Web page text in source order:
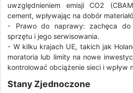
uwzględnieniem emisji CO2
cement, wpływając na dobór
- Prawo do naprawy: zachęca do
sprzętu i jego serwisowania.
- W kilku krajach UE, takich jak
moratoria lub limity na nowe
kontrolować obciążenie sieci i wpływ
Stany Zjednoczone